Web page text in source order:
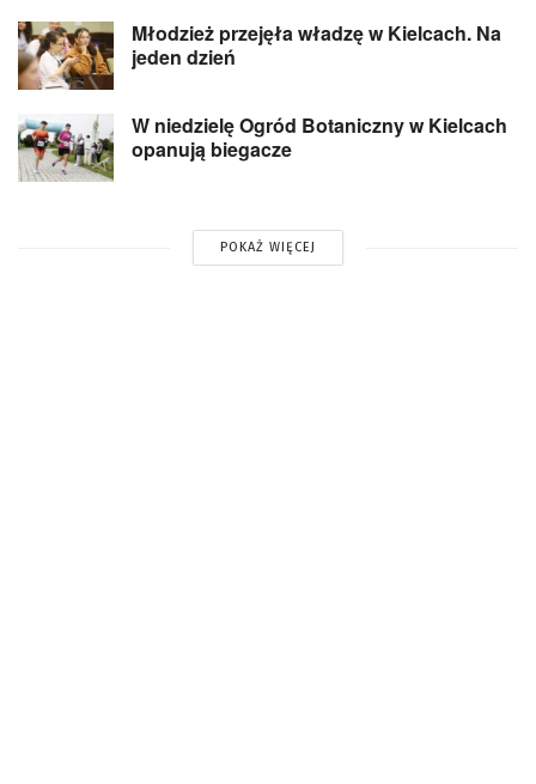
Młodzież przejęła władzę w Kielcach. Na
jeden dzień
W niedzielę Ogród Botaniczny w Kielcach
opanują biegacze
POKAŻ WIĘCEJ